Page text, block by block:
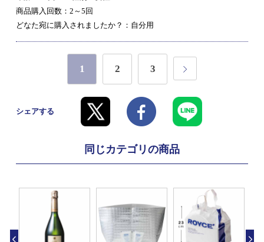
商品購入回数：2～5回
どなた宛に購入されましたか？：自分用
1 2 3
シェアする
同じカテゴリの商品